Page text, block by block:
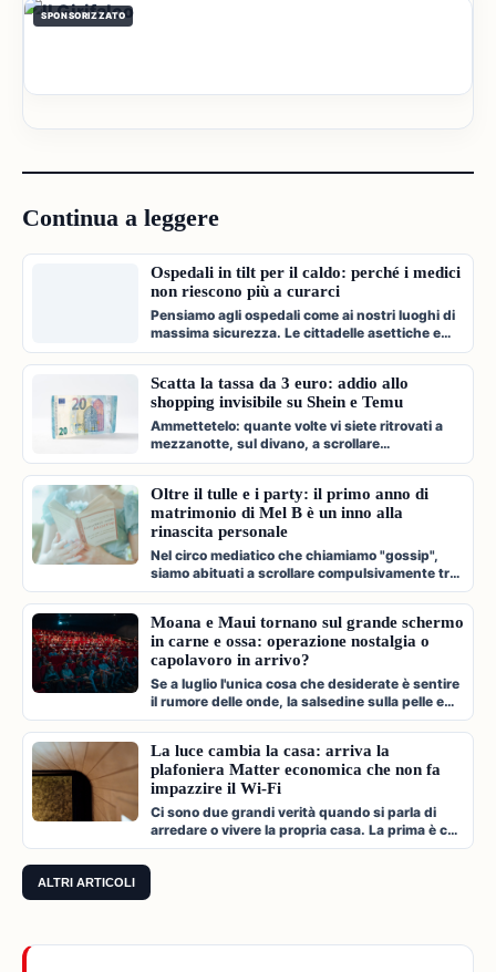
SPONSORIZZATO
Continua a leggere
Ospedali in tilt per il caldo: perché i medici
non riescono più a curarci
Pensiamo agli ospedali come ai nostri luoghi di
massima sicurezza. Le cittadelle asettiche e
climatizzate dove veniamo c…
Scatta la tassa da 3 euro: addio allo
shopping invisibile su Shein e Temu
Ammettetelo: quante volte vi siete ritrovati a
mezzanotte, sul divano, a scrollare
compulsivamente l'app di Shein, Temu…
Oltre il tulle e i party: il primo anno di
matrimonio di Mel B è un inno alla
rinascita personale
Nel circo mediatico che chiamiamo "gossip",
siamo abituati a scrollare compulsivamente tra
paparazzate fugaci, divorzi a…
Moana e Maui tornano sul grande schermo
in carne e ossa: operazione nostalgia o
capolavoro in arrivo?
Se a luglio l'unica cosa che desiderate è sentire
il rumore delle onde, la salsedine sulla pelle e
cantare a squarciagol…
La luce cambia la casa: arriva la
plafoniera Matter economica che non fa
impazzire il Wi-Fi
Ci sono due grandi verità quando si parla di
arredare o vivere la propria casa. La prima è che
l'illuminazione è l'archi…
ALTRI ARTICOLI